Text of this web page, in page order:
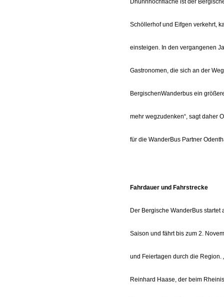
Dhünnhochfläche ist der
Schöllerhof und Eifgen verkehrt,
einsteigen. In den vergangenen
Gastronomen, die sich an der
BergischenWanderbus ein
mehr wegzudenken“, sagt daher
für die WanderBus Partner
Fahrdauer und Fahrstrecke
Der Bergische WanderBus startet
Saison und fährt bis zum 2.
und Feiertagen durch die Region.
Reinhard Haase, der beim